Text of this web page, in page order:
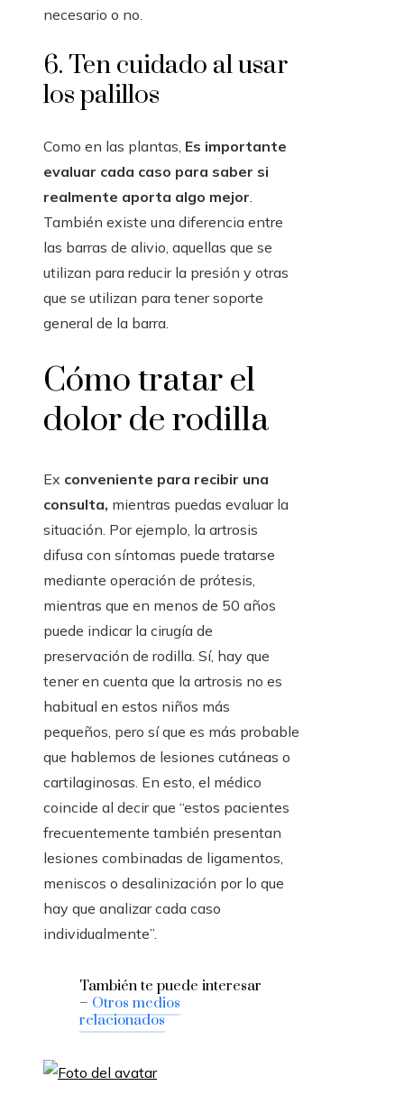
necesario o no.
6. Ten cuidado al usar
los palillos
Como en las plantas, Es importante
evaluar cada caso para saber si
realmente aporta algo mejor.
También existe una diferencia entre
las barras de alivio, aquellas que se
utilizan para reducir la presión y otras
que se utilizan para tener soporte
general de la barra.
Cómo tratar el
dolor de rodilla
Ex conveniente para recibir una
consulta, mientras puedas evaluar la
situación. Por ejemplo, la artrosis
difusa con síntomas puede tratarse
mediante operación de prótesis,
mientras que en menos de 50 años
puede indicar la cirugía de
preservación de rodilla. Sí, hay que
tener en cuenta que la artrosis no es
habitual en estos niños más
pequeños, pero sí que es más probable
que hablemos de lesiones cutáneas o
cartilaginosas. En esto, el médico
coincide al decir que “estos pacientes
frecuentemente también presentan
lesiones combinadas de ligamentos,
meniscos o desalinización por lo que
hay que analizar cada caso
individualmente”.
También te puede interesar
– Otros medios
relacionados